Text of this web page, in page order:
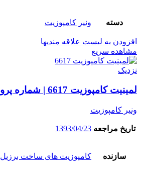
دسته ونیر کامپوزیت
افزودن به لیست علاقه مندیها
مشاهده سریع
نزدیک
لمینیت کامپوزیت 6617 | شماره پرونده : 6617
ونیر کامپوزیت
تاریخ مراجعه 1393/04/23
سازنده کامپوزیت های ساخت برزیل